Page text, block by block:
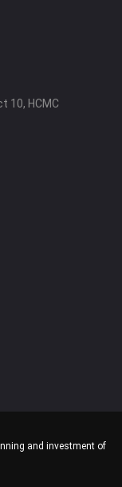
10, HCMC
and investment of